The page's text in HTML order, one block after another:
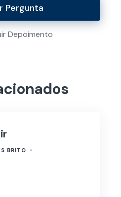
Pergunta
Depoimento
BRITO